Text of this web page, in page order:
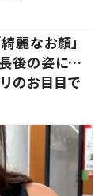
麗なお顔」
後の姿に…
リのお目目で